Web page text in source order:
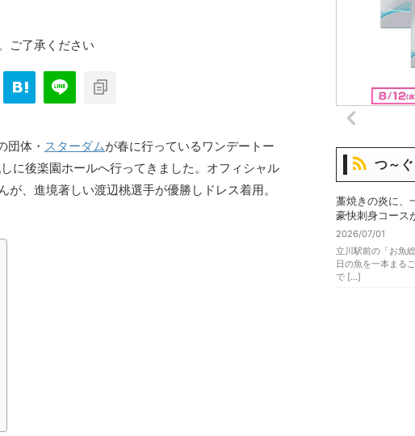
ご了承ください
blog/wp-
sns-count-
団体・ スターダムが春に行っているワンデートー
に後楽園ホールへ行ってきました。オフィシャル
、進境著しい渡辺桃選手が優勝しドレス着用。
つ～
藁焼きの炎に、
豪快刺身コース
2026/07/01
立川駅前の「お魚
日の魚を一本まる
で […]